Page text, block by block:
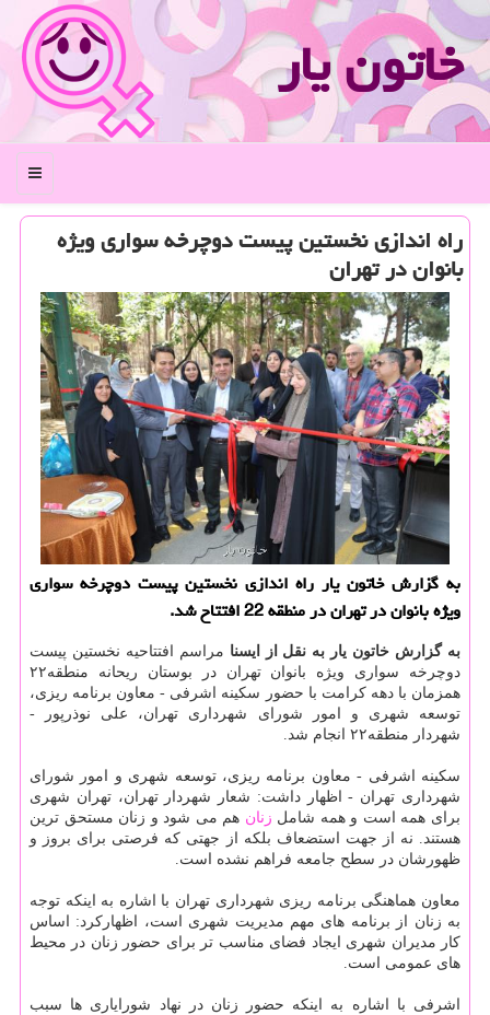
خاتون یار
منو
راه اندازی نخستین پیست دوچرخه سواری ویژه
بانوان در تهران
به گزارش خاتون یار راه اندازی نخستین پیست دوچرخه سواری
ویژه بانوان در تهران در منطقه 22 افتتاح شد.
به گزارش خاتون یار به نقل از ایسنا مراسم افتتاحیه نخستین پیست
دوچرخه سواری ویژه بانوان تهران در بوستان ریحانه منطقه۲۲
همزمان با دهه كرامت با حضور سكینه اشرفی - معاون برنامه ریزی،
توسعه شهری و امور شورای شهرداری تهران، علی نوذرپور -
شهردار منطقه۲۲ انجام شد.
سكینه اشرفی - معاون برنامه ریزی، توسعه شهری و امور شورای
شهرداری تهران - اظهار داشت: شعار شهردار تهران، تهران شهری
برای همه است و همه شامل زنان هم می شود و زنان مستحق ترین
هستند. نه از جهت استضعاف بلكه از جهتی كه فرصتی برای بروز و
ظهورشان در سطح جامعه فراهم نشده است.
معاون هماهنگی برنامه ریزی شهرداری تهران با اشاره به اینكه توجه
به زنان از برنامه های مهم مدیریت شهری است، اظهاركرد: اساس
كار مدیران شهری ایجاد فضای مناسب تر برای حضور زنان در محیط
های عمومی است.
اشرفی با اشاره به اینكه حضور زنان در نهاد شورایاری ها سبب